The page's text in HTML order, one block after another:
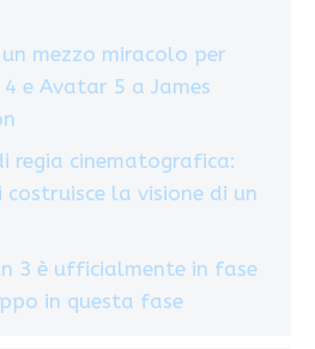
mezzo miracolo per
e Avatar 5 a James
regia cinematografica:
costruisce la visione di un
3 è ufficialmente in fase
in questa fase